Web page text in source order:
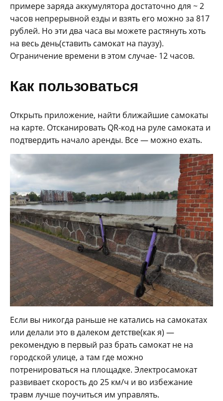
примере заряда аккумулятора достаточно для ~ 2
часов непрерывной езды и взять его можно за 817
рублей. Но эти два часа вы можете растянуть хоть
на весь день(ставить самокат на паузу).
Ограничение времени в этом случае- 12 часов.
Как пользоваться
Открыть приложение, найти ближайшие самокаты
на карте. Отсканировать QR-код на руле самоката и
подтвердить начало аренды. Все — можно ехать.
Если вы никогда раньше не катались на самокатах
или делали это в далеком детстве(как я) —
рекомендую в первый раз брать самокат не на
городской улице, а там где можно
потренироваться на площадке. Электросамокат
развивает скорость до 25 км/ч и во избежание
травм лучше поучиться им управлять.